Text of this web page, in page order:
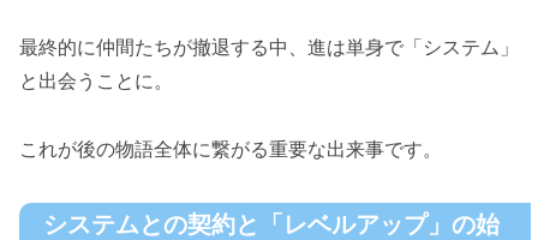
最終的に仲間たちが撤退する中、進は単身で「システム」
と出会うことに。
これが後の物語全体に繋がる重要な出来事です。
システムとの契約と「レベルアップ」の始